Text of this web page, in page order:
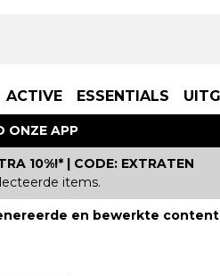
ACTIVE ESSENTIALS
ONZE APP
10%!* | CODE: EXTRATEN
items.
en bewerkte